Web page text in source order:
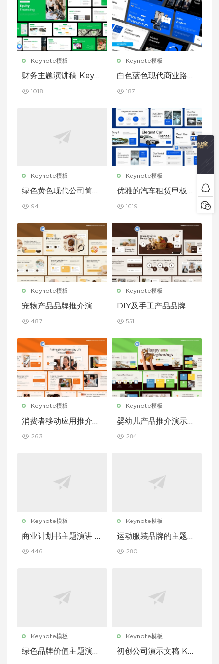
Keynote模板
财务主题演讲稿 Keyn
1018
Keynote模板
白色蓝色现代商业路演
板
187
Keynote模板
绿色黄色现代公司简介
94
Keynote模板
优雅的汽车租赁甲板主
1019
Keynote模板
宠物产品品牌推介演示
e 模板
487
Keynote模板
DIY及手工产品品牌推
eynote 模板
551
Keynote模板
消费者移动应用推介演
ote 模板
263
Keynote模板
婴幼儿产品推介演示文
模板
284
Keynote模板
商业计划书主题演讲 K
446
Keynote模板
运动服装品牌的主题演
280
Keynote模板
绿色品牌价值主题演讲
Keynote模板
初创公司演示文稿 Key